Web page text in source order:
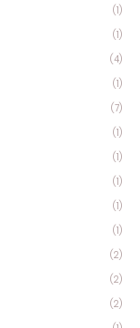
(1)
(1)
(4)
(1)
(7)
(1)
(1)
(1)
(1)
(1)
(2)
(2)
(2)